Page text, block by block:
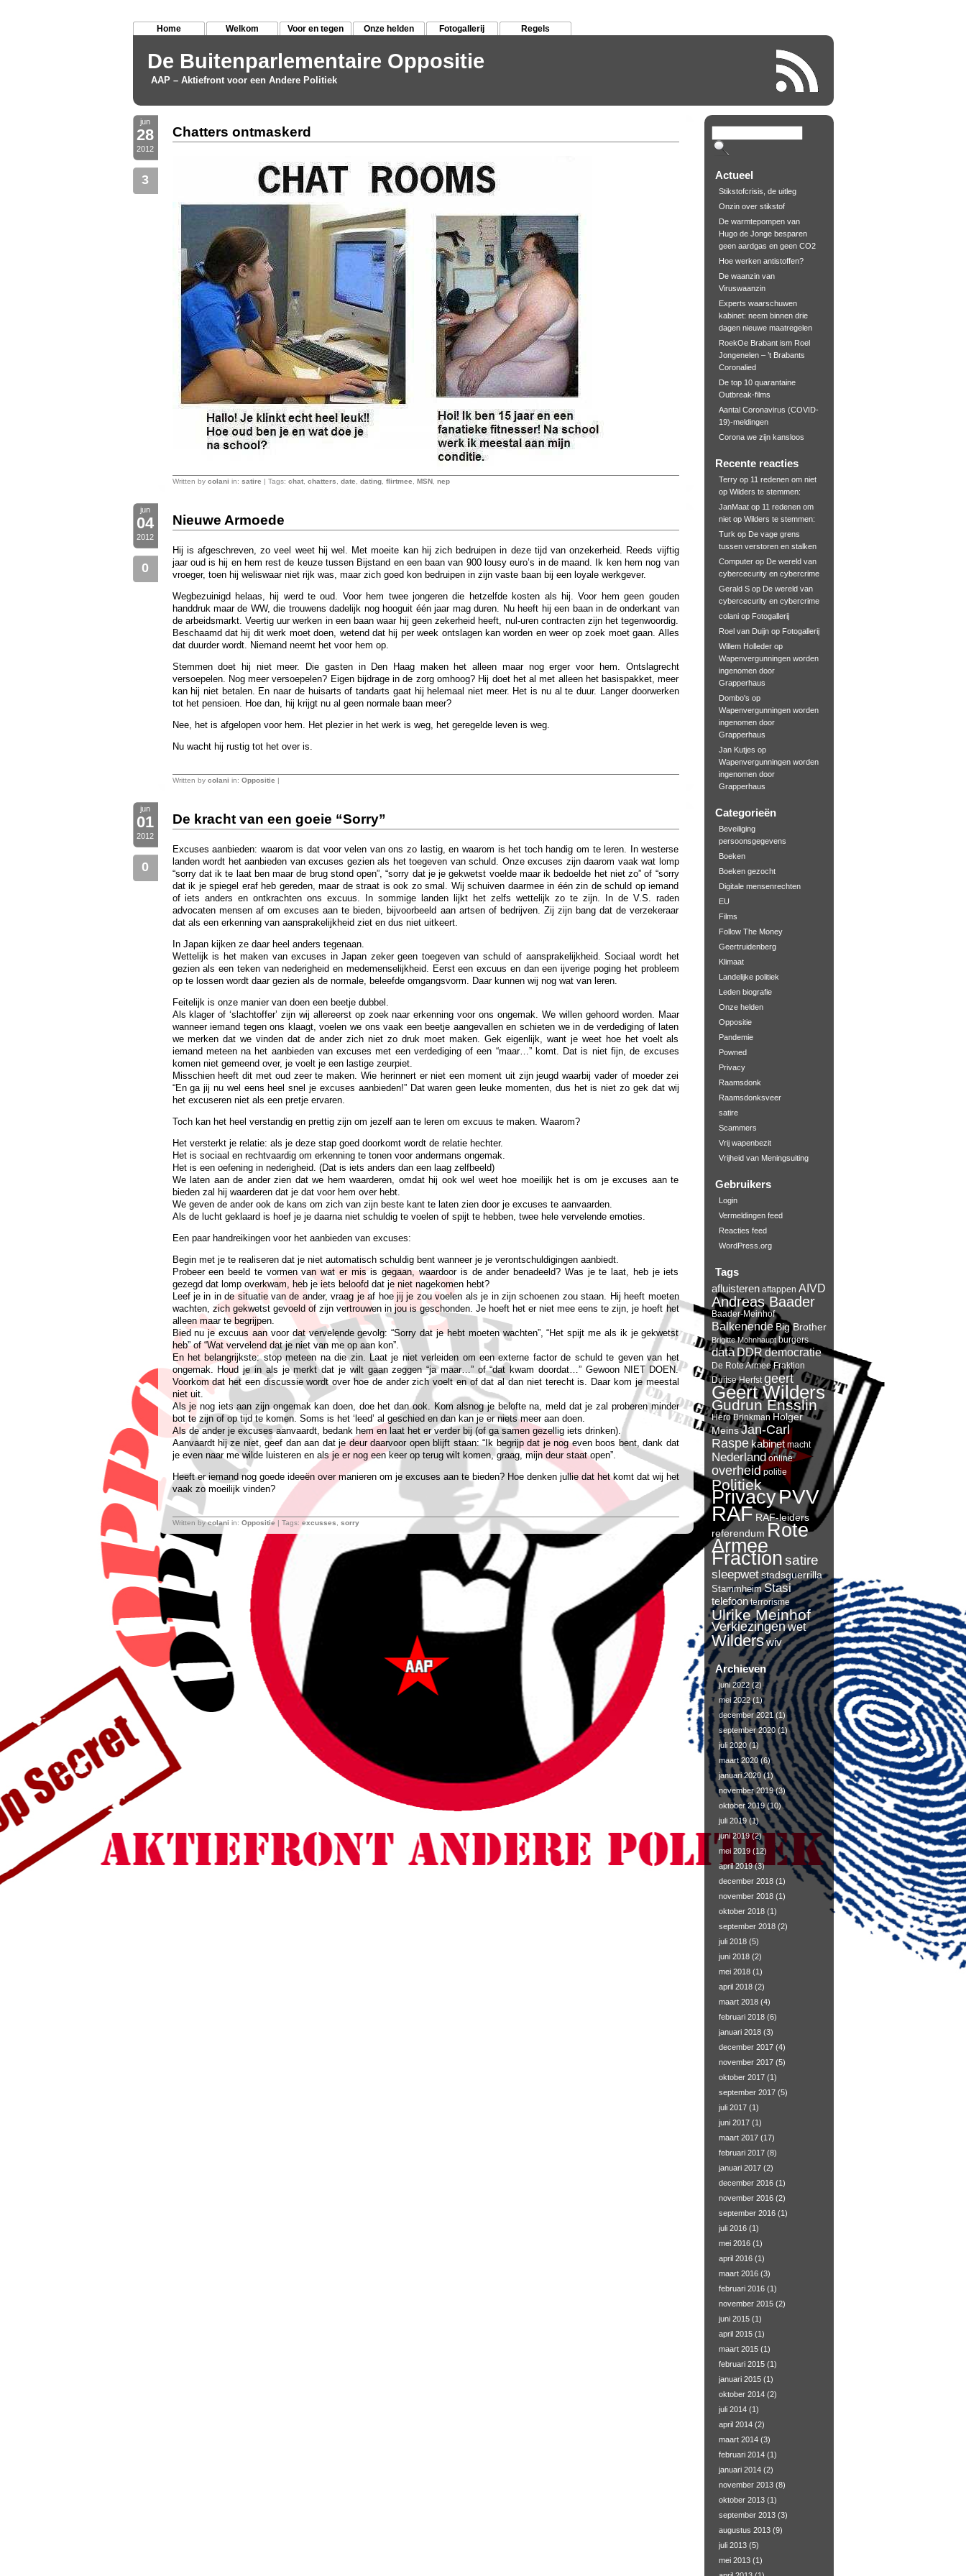
Home Welkom Voor en tegen Onze helden Fotogallerij Regels
De Buitenparlementaire Oppositie
AAP – Aktiefront voor een Andere Politiek
jun
28
2012
3
Chatters ontmaskerd
Written by colani in: satire | Tags: chat, chatters date dating, flirtmee MSN, nep
jun
04
2012
0
Nieuwe Armoede
Hij is afgeschreven, zo veel weet hij wel. Met moeite kan hij zich bedruipen in deze tijd van onzekerheid. Reeds vijftig
jaar oud is hij en hem rest de keuze tussen Bijstand en een baan van 900 lousy euro’s in de maand. Ik ken hem nog van
vroeger, toen hij weliswaar niet rijk was, maar zich goed kon bedruipen in zijn vaste baan bij een loyale werkgever.
Wegbezuinigd helaas, hij werd te oud. Voor hem twee jongeren die hetzelfde kosten als hij. Voor hem geen gouden
handdruk maar de WW, die trouwens dadelijk nog hooguit één jaar mag duren. Nu heeft hij een baan in de onderkant van
de arbeidsmarkt. Veertig uur werken in een baan waar hij geen zekerheid heeft, nul-uren contracten zijn het tegenwoordig.
Beschaamd dat hij dit werk moet doen, wetend dat hij per week ontslagen kan worden en weer op zoek moet gaan. Alles
dat duurder wordt. Niemand neemt het voor hem op.
Stemmen doet hij niet meer. Die gasten in Den Haag maken het alleen maar nog erger voor hem. Ontslagrecht
versoepelen. Nog meer versoepelen? Eigen bijdrage in de zorg omhoog? Hij doet het al met alleen het basispakket, meer
kan hij niet betalen. En naar de huisarts of tandarts gaat hij helemaal niet meer. Het is nu al te duur. Langer doorwerken
tot het pensioen. Hoe dan, hij krijgt nu al geen normale baan meer?
Nee, het is afgelopen voor hem. Het plezier in het werk is weg, het geregelde leven is weg.
Nu wacht hij rustig tot het over is.
Written by colani in: Oppositie |
jun
01
2012
0
De kracht van een goeie “Sorry”
Excuses aanbieden: waarom is dat voor velen van ons zo lastig, en waarom is het toch handig om te leren. In westerse
landen wordt het aanbieden van excuses gezien als het toegeven van schuld. Onze excuses zijn daarom vaak wat lomp
“sorry dat ik te laat ben maar de brug stond open”, “sorry dat je je gekwetst voelde maar ik bedoelde het niet zo” of “sorry
dat ik je spiegel eraf heb gereden, maar de straat is ook zo smal. Wij schuiven daarmee in één zin de schuld op iemand
of iets anders en ontkrachten ons excuus. In sommige landen lijkt het zelfs wettelijk zo te zijn. In de V.S. raden
advocaten mensen af om excuses aan te bieden, bijvoorbeeld aan artsen of bedrijven. Zij zijn bang dat de verzekeraar
dat als een erkenning van aansprakelijkheid ziet en dus niet uitkeert.
In Japan kijken ze daar heel anders tegenaan.
Wettelijk is het maken van excuses in Japan zeker geen toegeven van schuld of aansprakelijkheid. Sociaal wordt het
gezien als een teken van nederigheid en medemenselijkheid. Eerst een excuus en dan een ijverige poging het probleem
op te lossen wordt daar gezien als de normale, beleefde omgangsvorm. Daar kunnen wij nog wat van leren.
Feitelijk is onze manier van doen een beetje dubbel.
Als klager of ‘slachtoffer’ zijn wij allereerst op zoek naar erkenning voor ons ongemak. We willen gehoord worden. Maar
wanneer iemand tegen ons klaagt, voelen we ons vaak een beetje aangevallen en schieten we in de verdediging of laten
we merken dat we vinden dat de ander zich niet zo druk moet maken. Gek eigenlijk, want je weet hoe het voelt als
iemand meteen na het aanbieden van excuses met een verdediging of een “maar…” komt. Dat is niet fijn, de excuses
komen niet gemeend over, je voelt je een lastige zeurpiet.
Misschien heeft dit met oud zeer te maken. Wie herinnert er niet een moment uit zijn jeugd waarbij vader of moeder zei
“En ga jij nu wel eens heel snel je excuses aanbieden!” Dat waren geen leuke momenten, dus het is niet zo gek dat wij
het excuseren niet als een pretje ervaren.
Toch kan het heel verstandig en prettig zijn om jezelf aan te leren om excuus te maken. Waarom?
Het versterkt je relatie: als je deze stap goed doorkomt wordt de relatie hechter.
Het is sociaal en rechtvaardig om erkenning te tonen voor andermans ongemak.
Het is een oefening in nederigheid. (Dat is iets anders dan een laag zelfbeeld)
We laten aan de ander zien dat we hem waarderen, omdat hij ook wel weet hoe moeilijk het is om je excuses aan te
bieden zal hij waarderen dat je dat voor hem over hebt.
We geven de ander ook de kans om zich van zijn beste kant te laten zien door je excuses te aanvaarden.
Als de lucht geklaard is hoef je je daarna niet schuldig te voelen of spijt te hebben, twee hele vervelende emoties.
Een paar handreikingen voor het aanbieden van excuses:
Begin met je te realiseren dat je niet automatisch schuldig bent wanneer je je verontschuldigingen aanbiedt.
Probeer een beeld te vormen van wat er mis is gegaan, waardoor is de ander benadeeld? Was je te laat, heb je iets
gezegd dat lomp overkwam, heb je iets beloofd dat je niet nagekomen hebt?
Leef je in in de situatie van de ander, vraag je af hoe jij je zou voelen als je in zijn schoenen zou staan. Hij heeft moeten
wachten, zich gekwetst gevoeld of zijn vertrouwen in jou is geschonden. Je hoeft het er niet mee eens te zijn, je hoeft het
alleen maar te begrijpen.
Bied nu je excuus aan voor dat vervelende gevolg: “Sorry dat je hebt moeten wachten”, “Het spijt me als ik je gekwetst
heb” of “Wat vervelend dat je niet van me op aan kon”.
En het belangrijkste: stop meteen na die zin. Laat je niet verleiden om een externe factor de schuld te geven van het
ongemak. Houd je in als je merkt dat je wilt gaan zeggen “ja maar…” of “dat kwam doordat…” Gewoon NIET DOEN.
Voorkom dat het een discussie wordt over hoe de ander zich voelt en of dat al dan niet terecht is. Daar kom je meestal
niet uit.
Als je nog iets aan zijn ongemak kan doen, doe het dan ook. Kom alsnog je belofte na, meld dat je zal proberen minder
bot te zijn of op tijd te komen. Soms is het ‘leed’ al geschied en dan kan je er niets meer aan doen.
Als de ander je excuses aanvaardt, bedank hem en laat het er verder bij (of ga samen gezellig iets drinken).
Aanvaardt hij ze niet, geef dan aan dat je deur daarvoor open blijft staan: “Ik begrijp dat je nog even boos bent, dank dat
je even naar me wilde luisteren en als je er nog een keer op terug wilt komen, graag, mijn deur staat open”.
Heeft er iemand nog goede ideeën over manieren om je excuses aan te bieden? Hoe denken jullie dat het komt dat wij het
vaak zo moeilijk vinden?
Written bycolani in: Oppositie | Tags: excusses sorry
Actueel
Stikstofcrisis, de uitleg
Onzin over stikstof
De warmtepompen van
Hugo de Jonge besparen
geen aardgas en geen CO2
Hoe werken antistoffen?
De waanzin van
Viruswaanzin
Experts waarschuwen
kabinet: neem binnen drie
dagen nieuwe maatregelen
RoekOe Brabant ism Roel
Jongenelen – ’t Brabants
Coronalied
De top 10 quarantaine
Outbreak-films
Aantal Coronavirus (COVID-
19)-meldingen
Corona we zijn kansloos
Recente reacties
Terryop 11 redenen om niet
op Wilders te stemmen:
JanMaatop 11 redenen om
niet op Wilders te stemmen:
Turk op De vage grens
tussen verstoren en stalken
Computerop De wereld van
cybercecurity en cybercrime
Gerald Sop De wereld van
cybercecurity en cybercrime
colaniop Fotogallerij
Roel van Duijnop Fotogallerij
Willem Hollederop
Wapenvergunningen worden
ingenomen door
Grapperhaus
Dombo's op
Wapenvergunningen worden
ingenomen door
Grapperhaus
Jan Kutjes op
Wapenvergunningen worden
ingenomen door
Grapperhaus
Categorieën
Beveiliging
persoonsgegevens
Boeken
Boeken gezocht
Digitale mensenrechten
EU
Films
Follow The Money
Geertruidenberg
Klimaat
Landelijke politiek
Leden biografie
Onze helden
Oppositie
Pandemie
Powned
Privacy
Raamsdonk
Raamsdonksveer
satire
Scammers
Vrij wapenbezit
Vrijheid van Meningsuiting
Gebruikers
Login
Vermeldingen feed
Reacties feed
WordPress.org
Tags
afluisteren aftappen AIVD
Andreas Baader
Baader-Meinhof
Balkenende Big Brother
Brigitte Mohnhaupt burgers
data DDRdemocratie
De Rote Armee Fraktion
Duitse Herfst geert
Geert Wilders
Gudrun Ensslin
Hero Brinkman Holger
MeinsJan-Carl
Raspe kabinet macht
Nederland online
overheid politie
Politiek
PrivacyPVV
RAF RAF-leiders
referendum Rote
Armee
Fractionsatire
sleepwet stadsguerrilla
Stammheim Stasi
telefoon terrorisme
Ulrike Meinhof
Verkiezingenwet
Wilderswiv
Archieven
juni 2022(2)
mei 2022(1)
december 2021(1)
september 2020(1)
juli 2020(1)
maart 2020(6)
januari 2020(1)
november 2019(3)
oktober 2019(10)
juli 2019(1)
juni 2019(2)
mei 2019(12)
april 2019(3)
december 2018(1)
november 2018(1)
oktober 2018(1)
september 2018(2)
juli 2018(5)
juni 2018(2)
mei 2018(1)
april 2018(2)
maart 2018(4)
februari 2018(6)
januari 2018(3)
december 2017(4)
november 2017(5)
oktober 2017(1)
september 2017(5)
juli 2017(1)
juni 2017(1)
maart 2017(17)
februari 2017(8)
januari 2017(2)
december 2016(1)
november 2016(2)
september 2016(1)
juli 2016(1)
mei 2016(1)
april 2016(1)
maart 2016(3)
februari 2016(1)
november 2015(2)
juni 2015(1)
april 2015(1)
maart 2015(1)
februari 2015(1)
januari 2015(1)
oktober 2014(2)
juli 2014(1)
april 2014(2)
maart 2014(3)
februari 2014(1)
januari 2014(2)
november 2013(8)
oktober 2013(1)
september 2013(3)
augustus 2013(9)
juli 2013(5)
mei 2013(1)